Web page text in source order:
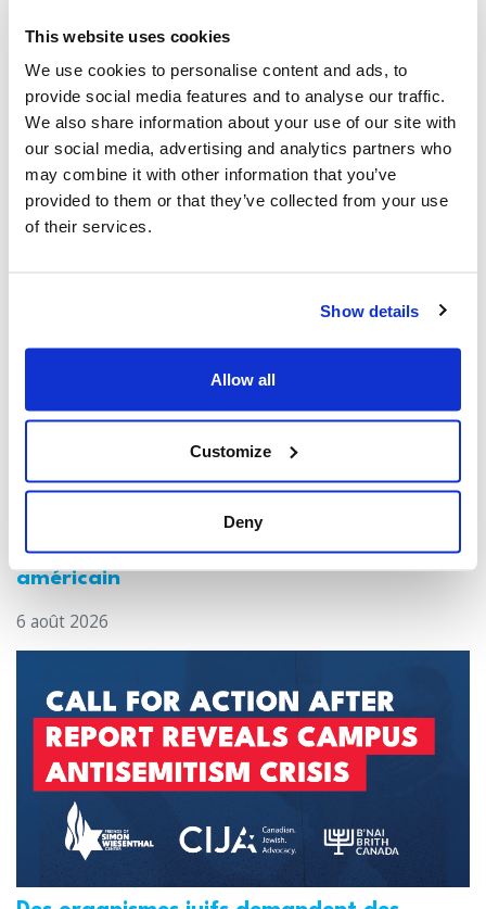
This website uses cookies
We use cookies to personalise content and ads, to
provide social media features and to analyse our traffic.
We also share information about your use of our site with
our social media, advertising and analytics partners who
may combine it with other information that you’ve
provided to them or that they’ve collected from your use
of their services.
Show details
Allow all
Customize
Deny
Communiqués de presse
Vous pourriez également être intéressé
par...
Le CIJA réagit aux arrestations effectuées
par la police de Toronto dans le cadre de
l'enquête sur la fusillade au consulat
américain
6 août 2026